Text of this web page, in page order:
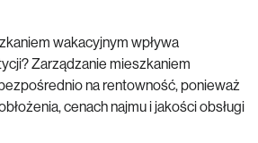
wakacyjnym wpływa
Zarządzanie mieszkaniem
na rentowność, ponieważ
cenach najmu i jakości obsługi